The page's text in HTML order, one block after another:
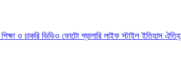
শিক্ষা ও চাকরি ভিডিও ফোটো গ্যালারি লাইফ স্টাইলইতিহাস